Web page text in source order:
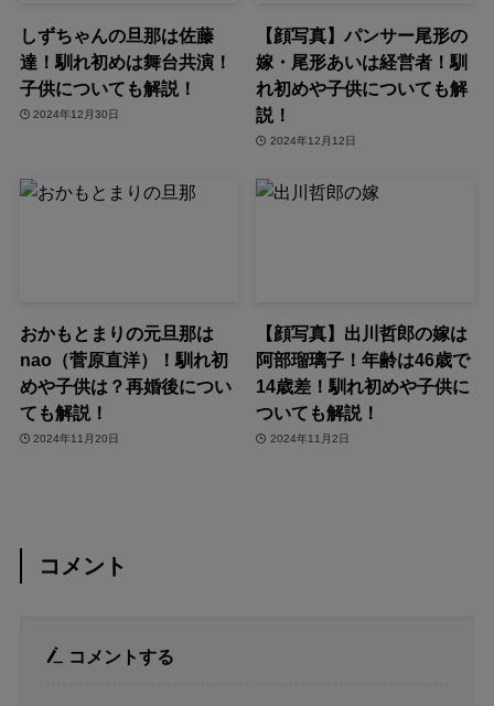
しずちゃんの旦那は佐藤
達！馴れ初めは舞台共演！
子供についても解説！
2024年12月30日
【顔写真】パンサー尾形の
嫁・尾形あいは経営者！馴
れ初めや子供についても解
説！
2024年12月12日
おかもとまりの元旦那は
nao（菅原直洋）！馴れ初
めや子供は？再婚後につい
ても解説！
2024年11月20日
【顔写真】出川哲郎の嫁は
阿部瑠璃子！年齢は46歳で
14歳差！馴れ初めや子供に
ついても解説！
2024年11月2日
コメント
コメントする